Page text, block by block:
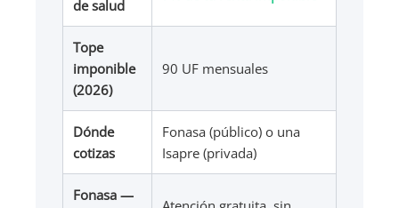
de salud
Tope
imponible
(2026)
90 UF mensuales
Dónde
cotizas
Fonasa (público) o una
Isapre (privada)
Fonasa —